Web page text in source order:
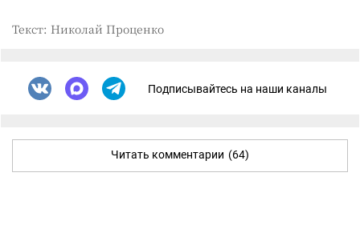
Текст: Николай Проценко
Подписывайтесь на наши каналы
Читать комментарии (64)